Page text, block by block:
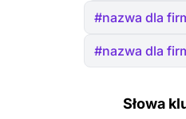
#nazwa dla
#nazwa dla
Słowa